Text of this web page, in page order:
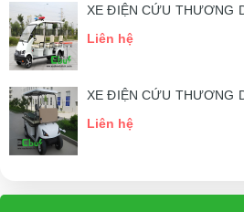
XE ĐIỆN CỨU THƯƠNG
Liên hệ
XE ĐIỆN CỨU THƯƠNG
Liên hệ